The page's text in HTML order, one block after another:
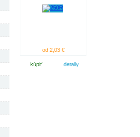
od 2,03 €
kúpiť detaily